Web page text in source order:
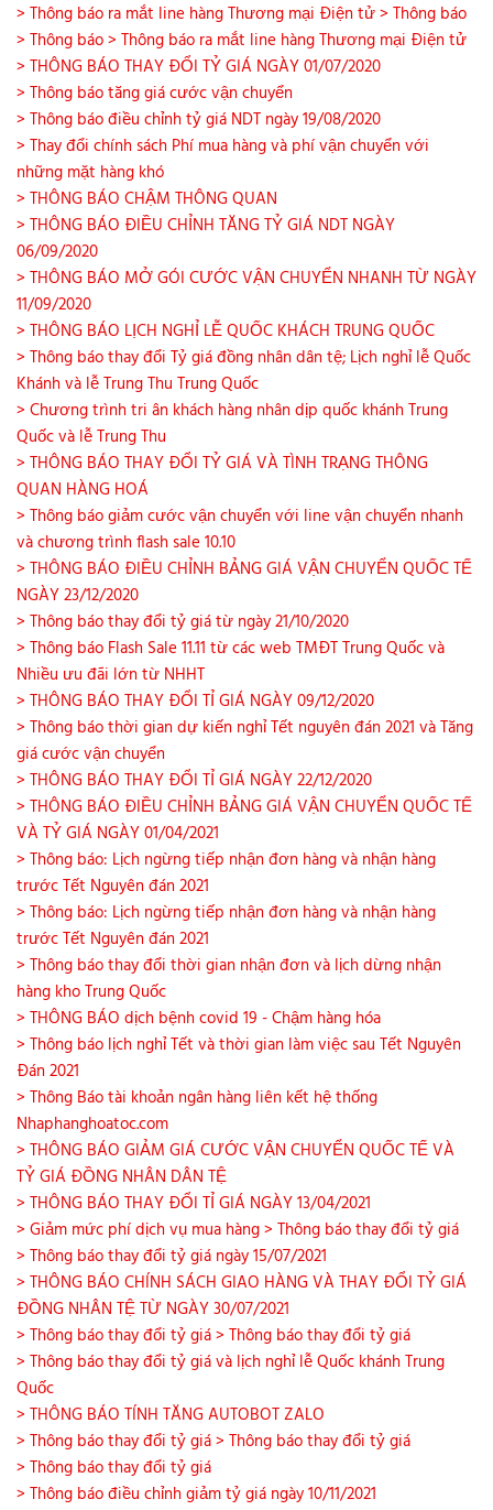
> Thông báo ra mắt line hàng Thương mại Điện tử> Thông báo
> Thông báo> Thông báo ra mắt line hàng Thương mại Điện tử
> THÔNG BÁO THAY ĐỔI TỶ GIÁ NGÀY 01/07/2020
> Thông báo tăng giá cước vận chuyển
> Thông báo điều chỉnh tỷ giá NDT ngày 19/08/2020
> Thay đổi chính sách Phí mua hàng và phí vận chuyển với
những mặt hàng khó
> THÔNG BÁO CHẬM THÔNG QUAN
> THÔNG BÁO ĐIỀU CHỈNH TĂNG TỶ GIÁ NDT NGÀY
06/09/2020
> THÔNG BÁO MỞ GÓI CƯỚC VẬN CHUYỂN NHANH TỪ NGÀY
11/09/2020
> THÔNG BÁO LỊCH NGHỈ LỄ QUỐC KHÁCH TRUNG QUỐC
> Thông báo thay đổi Tỷ giá đồng nhân dân tệ; Lịch nghỉ lễ Quốc
Khánh và lễ Trung Thu Trung Quốc
> Chương trình tri ân khách hàng nhân dịp quốc khánh Trung
Quốc và lễ Trung Thu
> THÔNG BÁO THAY ĐỔI TỶ GIÁ VÀ TÌNH TRẠNG THÔNG
QUAN HÀNG HOÁ
> Thông báo giảm cước vận chuyển với line vận chuyển nhanh
và chương trình flash sale 10.10
> THÔNG BÁO ĐIỀU CHỈNH BẢNG GIÁ VẬN CHUYỂN QUỐC TẾ
NGÀY 23/12/2020
> Thông báo thay đổi tỷ giá từ ngày 21/10/2020
> Thông báo Flash Sale 11.11 từ các web TMĐT Trung Quốc và
Nhiều ưu đãi lớn từ NHHT
> THÔNG BÁO THAY ĐỔI TỈ GIÁ NGÀY 09/12/2020
> Thông báo thời gian dự kiến nghỉ Tết nguyên đán 2021 và Tăng
giá cước vận chuyển
> THÔNG BÁO THAY ĐỔI TỈ GIÁ NGÀY 22/12/2020
> THÔNG BÁO ĐIỀU CHỈNH BẢNG GIÁ VẬN CHUYỂN QUỐC TẾ
VÀ TỶ GIÁ NGÀY 01/04/2021
> Thông báo: Lịch ngừng tiếp nhận đơn hàng và nhận hàng
trước Tết Nguyên đán 2021
> Thông báo: Lịch ngừng tiếp nhận đơn hàng và nhận hàng
trước Tết Nguyên đán 2021
> Thông báo thay đổi thời gian nhận đơn và lịch dừng nhận
hàng kho Trung Quốc
> THÔNG BÁO dịch bệnh covid 19 - Chậm hàng hóa
> Thông báo lịch nghỉ Tết và thời gian làm việc sau Tết Nguyên
Đán 2021
> Thông Báo tài khoản ngân hàng liên kết hệ thống
Nhaphanghoatoc.com
> THÔNG BÁO GIẢM GIÁ CƯỚC VẬN CHUYỂN QUỐC TẾ VÀ
TỶ GIÁ ĐỒNG NHÂN DÂN TỆ
> THÔNG BÁO THAY ĐỔI TỈ GIÁ NGÀY 13/04/2021
> Giảm mức phí dịch vụ mua hàng> Thông báo thay đổi tỷ giá
> Thông báo thay đổi tỷ giá ngày 15/07/2021
> THÔNG BÁO CHÍNH SÁCH GIAO HÀNG VÀ THAY ĐỔI TỶ GIÁ
ĐỒNG NHÂN TỆ TỪ NGÀY 30/07/2021
> Thông báo thay đổi tỷ giá> Thông báo thay đổi tỷ giá
> Thông báo thay đổi tỷ giá và lịch nghỉ lễ Quốc khánh Trung
Quốc
> THÔNG BÁO TÍNH TĂNG AUTOBOT ZALO
> Thông báo thay đổi tỷ giá> Thông báo thay đổi tỷ giá
> Thông báo thay đổi tỷ giá
> Thông báo điều chỉnh giảm tỷ giá ngày 10/11/2021